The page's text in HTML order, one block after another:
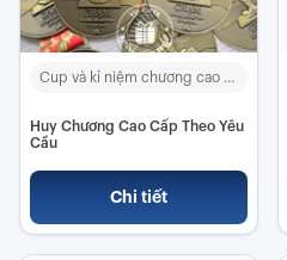
Cup và kỉ niệm chương cao cấp
Huy Chương Cao Cấp Theo Yêu
Cầu
Chi tiết